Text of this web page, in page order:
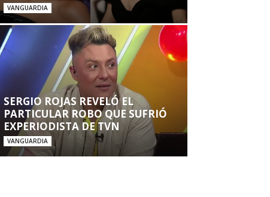
VANGUARDIA
SERGIO ROJAS REVELÓ EL
PARTICULAR ROBO QUE SUFRIÓ
EXPERIODISTA DE TVN
VANGUARDIA